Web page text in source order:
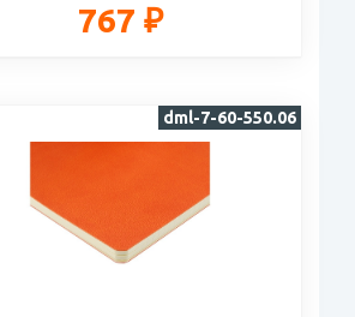
767 ₽
dml-7-60-550.06